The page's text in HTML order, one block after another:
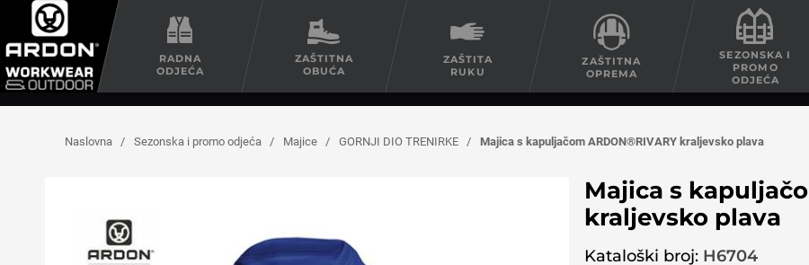
RADNA
ODJEĆA
ZAŠTITNA
OBUĆA
ZAŠTITA
RUKU
ZAŠTITNA
OPREMA
SEZONSKA I
PROMO
ODJEĆA
Naslovna / Sezonska i promo odjeća / Majice / GORNJI DIO TRENIRKE / Majica s kapuljačom ARDON®RIVARY kraljevsko plava
Majica s
kraljevsko plava
Kataloški broj: H6704